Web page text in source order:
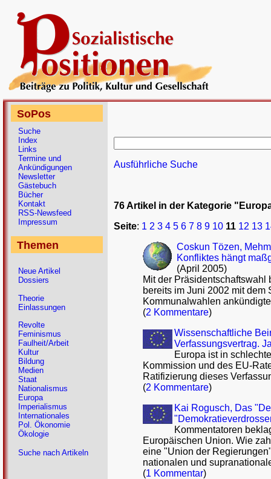
Ausführliche Suche
76 Artikel in der Kategorie
Seite: 1 2 3 4 5 6 7 8 9 10 11 12 13
Coskun Tözen,
Konfliktes hängt
(April 2005)
Mit der
bereits im Juni 2002 mit
Kommunalwahlen
(2 Kommentare)
Wissenschaftliche
Verfassungsvertrag.
Europa ist in
Kommission und des EU-
Ratifizierung dieses
(2 Kommentare)
Kai Rogusch, Das
Kommentatoren
Europäischen Union. Wie
eine "Union der
nationalen und
(1 Kommentar)
SoPos
Suche
Index
Links
Termine und
Ankündigungen
Newsletter
Gästebuch
Bücher
Kontakt
RSS-Newsfeed
Impressum
Themen
Neue Artikel
Dossiers
Theorie
Einlassungen
Revolte
Feminismus
Faulheit/Arbeit
Kultur
Bildung
Medien
Staat
Nationalismus
Europa
Imperialismus
Internationales
Pol. Ökonomie
Ökologie
Suche nach Artikeln